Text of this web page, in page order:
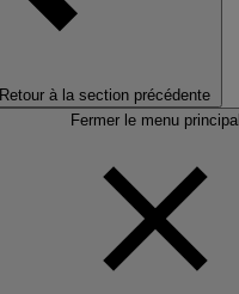
Retour à la section précédente
Fermer le menu principal